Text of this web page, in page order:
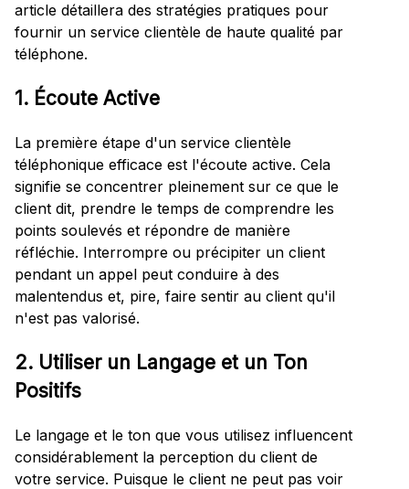
article détaillera des stratégies pratiques pour
fournir un service clientèle de haute qualité par
téléphone.
1. Écoute Active
La première étape d'un service clientèle
téléphonique efficace est l'écoute active. Cela
signifie se concentrer pleinement sur ce que le
client dit, prendre le temps de comprendre les
points soulevés et répondre de manière
réfléchie. Interrompre ou précipiter un client
pendant un appel peut conduire à des
malentendus et, pire, faire sentir au client qu'il
n'est pas valorisé.
2. Utiliser un Langage et un Ton
Positifs
Le langage et le ton que vous utilisez influencent
considérablement la perception du client de
votre service. Puisque le client ne peut pas voir